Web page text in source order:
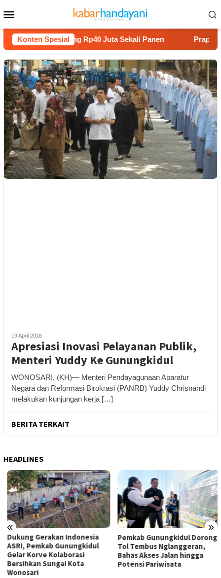
ke
kontenMobile
Konten Spesial
Melon Untung Rp40 Juta Sekali Panen
19 April 2016
Apresiasi Inovasi Pelayanan Publik,
Menteri Yuddy Ke Gunungkidul
WONOSARI, (KH)— Menteri Pendayagunaan Aparatur
Negara dan Reformasi Birokrasi (PANRB) Yuddy Chrisnandi
melakukan kunjungan kerja […]
BERITA TERKAIT
HEADLINES
« »
Dukung Gerakan Indonesia
ASRI, Pemkab Gunungkidul
Gelar Korve Kolaborasi
Bersihkan Sungai Kota
Wonosari
Pemkab Gunungkidul Dorong
Tol Tembus Nglanggeran,
Bahas Akses Jalan hingga
Potensi Pariwisata